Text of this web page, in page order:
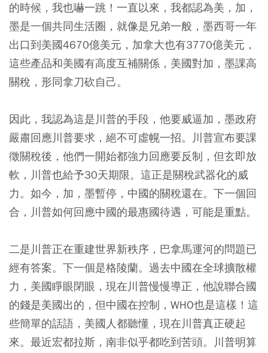
的時候，我也嚇一跳！一直以來，我都認為美，加，
墨是一個共同生活圈，就像是兄弟一般，墨西哥一年
出口到美國4670億美元，加拿大也有3770億美元，
這些產品和美國有高度互補關係，美國對加，墨課高
關稅，形同拿刀砍自己。
因此，我認為這是川普的手段，他要威逼加，墨政府
嚴肅回應川普要求，絕不可虛幌一招。川普宣布要課
徵關稅後，他們一開始都強力回應要反制，但玄即放
軟，川普也給予30天期限。這正是關稅武器化的威
力。如今，加，墨暫停，中國的關稅還在。下一個回
合，川普如何回應中國的最惠國待遇，可能是重點。
二是川普正在重建世界新秩序，巴拿馬運河的問題已
經有答案。下一個是格陵蘭。過去中國在全球擴散權
力，美國睜眼閉眼，現在川普慢慢導正，他說聯合國
的錢是美國出的，但中國在控制，WHO也是這樣！這
些簡單的話語，美國人都聽懂，現在川普真正硬起
來。最近宏都拉斯，南非似乎都吃到苦頭。川普明算